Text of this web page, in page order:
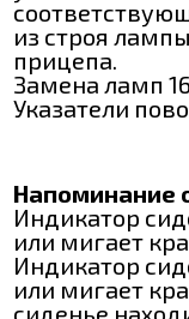
из строя
прицепа.
Замена ламп
Указатели
Напоминание
Индикатор
или мигает
Индикатор
или мигает
сиденье